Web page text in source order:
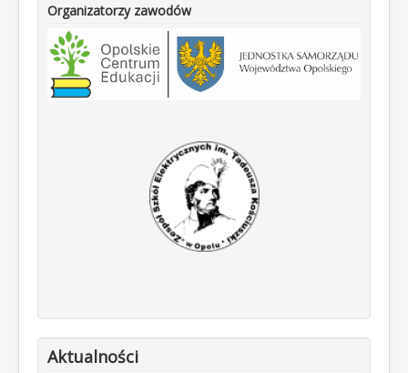
Organizatorzy zawodów
Aktualności